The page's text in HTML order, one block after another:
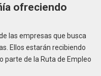
ofreciendo
las empresas que busca
Ellos estarán recibiendo
parte de la Ruta de Empleo